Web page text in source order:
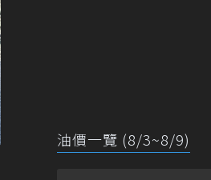
油價一覽 (8/3~8/9)